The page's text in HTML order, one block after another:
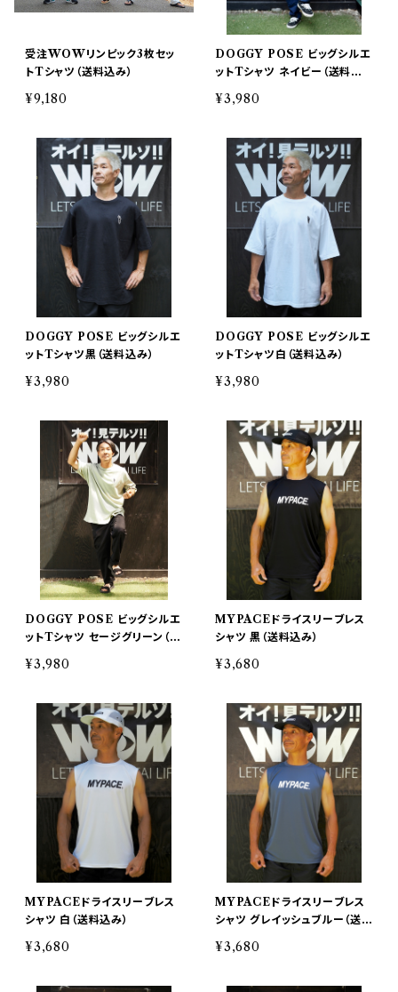
受注WOWリンピック3枚セッ
トTシャツ（送料込み）
¥9,180
DOGGY POSE ビッグシルエ
ットTシャツ ネイビー（送料込
¥3,980
DOGGY POSE ビッグシルエ
ットTシャツ黒（送料込み）
¥3,980
DOGGY POSE ビッグシルエ
ットTシャツ白（送料込み）
¥3,980
DOGGY POSE ビッグシルエ
ットTシャツ セージグリーン（送
¥3,980
MYPACEドライスリーブレス
シャツ 黒（送料込み）
¥3,680
MYPACEドライスリーブレス
シャツ 白（送料込み）
¥3,680
MYPACEドライスリーブレス
シャツ グレイッシュブルー（送料
¥3,680